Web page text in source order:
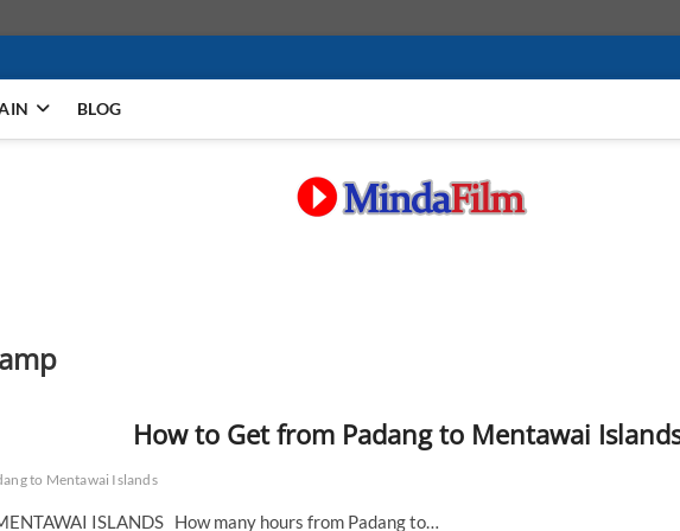
BLOG
How to Get from Padang to Mentawai
to Mentawai Islands
ISLANDS How many hours from Padang to…